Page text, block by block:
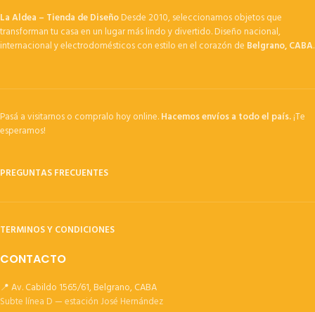
La Aldea – Tienda de DiseñoDesde 2010, seleccionamos objetos que
transforman tu casa en un lugar más lindo y divertido. Diseño nacional,
internacional y electrodomésticos con estilo en el corazón de Belgrano, CABA.
Pasá a visitarnos o compralo hoy online.Hacemos envíos a todo el país.¡Te
esperamos!
PREGUNTAS FRECUENTES
TERMINOS Y CONDICIONES
CONTACTO
📍 Av. Cabildo 1565/61, Belgrano, CABA
Subte línea D — estación José Hernández